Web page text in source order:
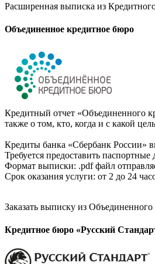
Расширенная выписка из
Объединенное кредитное бюро
Кредитный отчет «Объединенного
также о том, кто, когда и с какой
Кредиты банка «Сбербанк России»
Требуется предоставить
Формат выписки: .pdf файл
Срок оказания услуги: от 2 до 24
Заказать выписку из
Кредитное бюро «Русский